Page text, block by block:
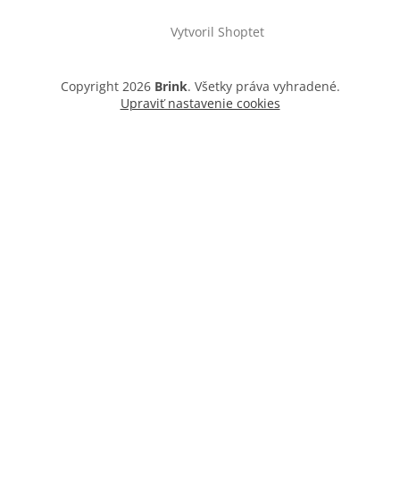
Vytvoril Shoptet
Copyright 2026 Brink. Všetky práva vyhradené.
Upraviť nastavenie cookies